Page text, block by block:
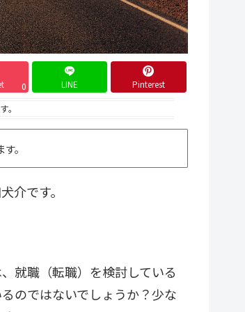
0 LINE Pinterest
。
。
介です。
就職（転職）を検討している
のではないでしょうか？少な